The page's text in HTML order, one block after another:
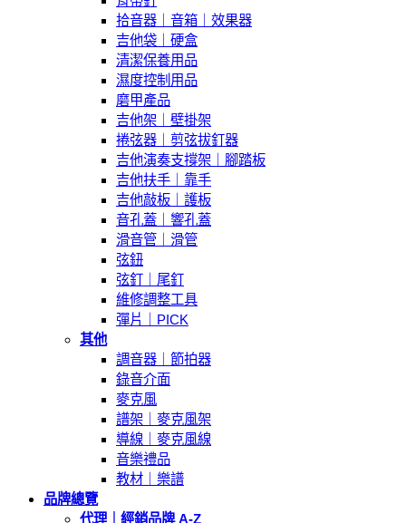
拾音器｜音箱｜效果器
吉他袋｜硬盒
清潔保養用品
濕度控制用品
磨甲產品
吉他架｜壁掛架
捲弦器｜剪弦拔釘器
吉他演奏支撐架｜腳踏板
吉他扶手｜靠手
吉他敲板｜護板
音孔蓋｜響孔蓋
滑音管｜滑管
弦鈕
弦釘｜尾釘
維修調整工具
彈片｜PICK
其他
調音器｜節拍器
錄音介面
麥克風
譜架｜麥克風架
導線｜麥克風線
音樂禮品
教材｜樂譜
品牌總覽
代理｜經銷品牌 A-Z